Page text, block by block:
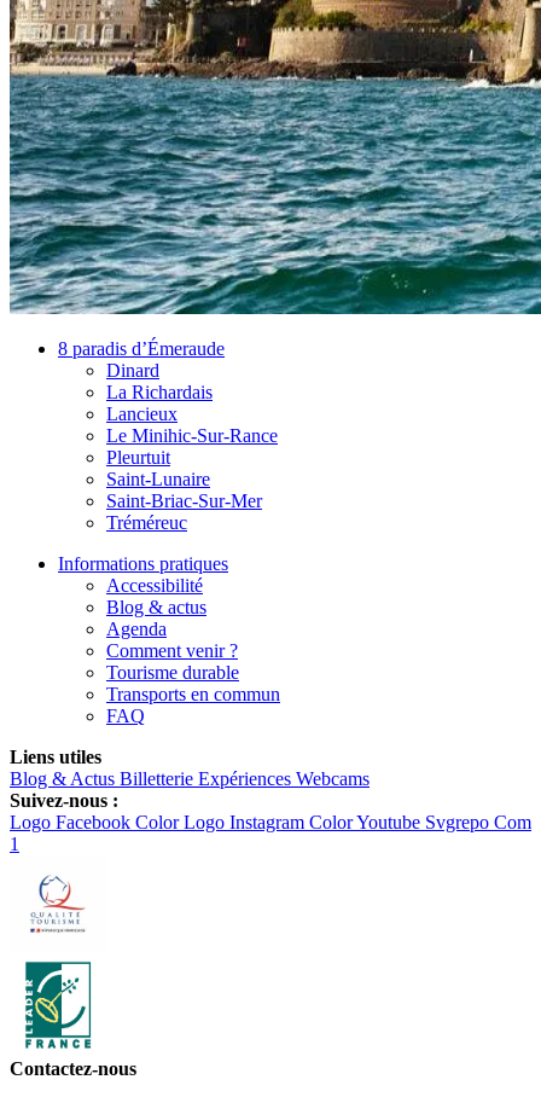
8 paradis d’Émeraude
Dinard
La Richardais
Lancieux
Le Minihic-Sur-Rance
Pleurtuit
Saint-Lunaire
Saint-Briac-Sur-Mer
Tréméreuc
Informations pratiques
Accessibilité
Blog & actus
Agenda
Comment venir ?
Tourisme durable
Transports en commun
FAQ
Liens utiles
Blog & Actus Billetterie Expériences Webcams
Suivez-nous :
Logo Facebook Color Logo Instagram ColorYoutube Svgrepo Com
1
Contactez-nous